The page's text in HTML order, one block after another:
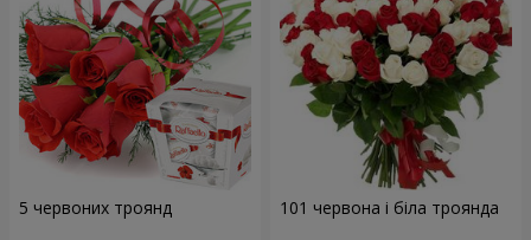
5 червоних троянд 101 червона і біла троянда